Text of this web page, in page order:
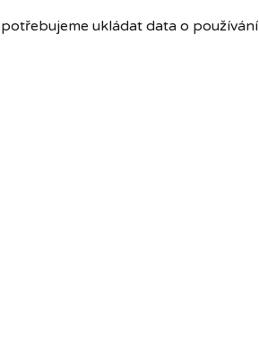
ukládat data o používání